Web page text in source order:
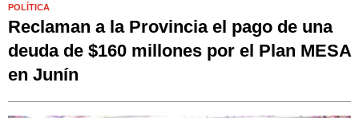
POLÍTICA
Reclaman a la Provincia el pago de una
deuda de $160 millones por el Plan MESA
en Junín